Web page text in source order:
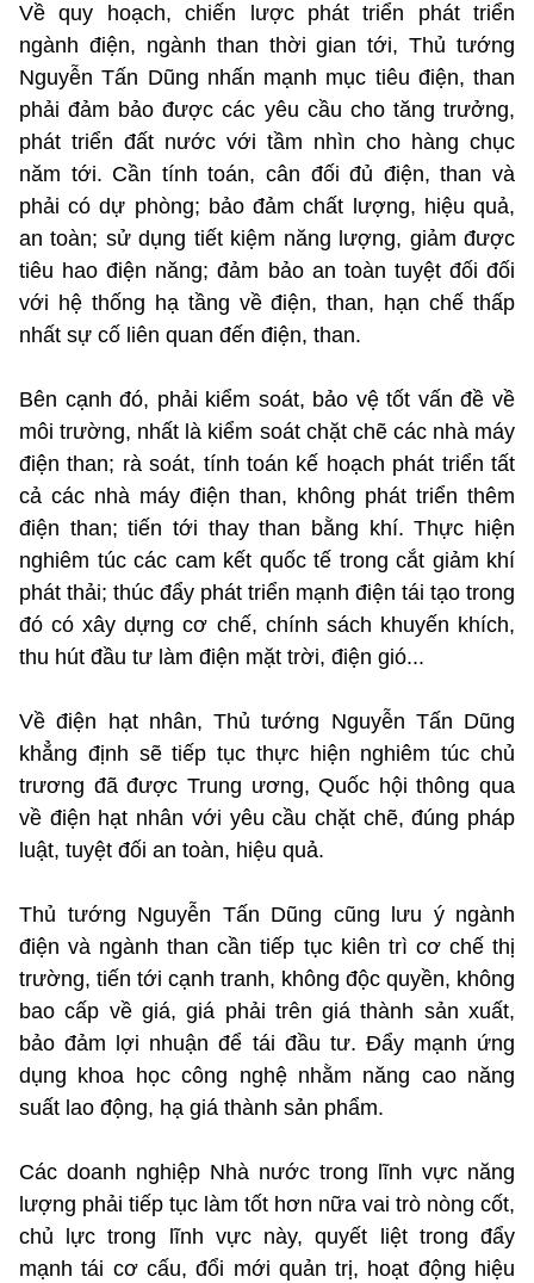
Về quy hoạch, chiến lược phát triển phát triển
ngành điện, ngành than thời gian tới, Thủ tướng
Nguyễn Tấn Dũng nhấn mạnh mục tiêu điện, than
phải đảm bảo được các yêu cầu cho tăng trưởng,
phát triển đất nước với tầm nhìn cho hàng chục
năm tới. Cần tính toán, cân đối đủ điện, than và
phải có dự phòng; bảo đảm chất lượng, hiệu quả,
an toàn; sử dụng tiết kiệm năng lượng, giảm được
tiêu hao điện năng; đảm bảo an toàn tuyệt đối đối
với hệ thống hạ tầng về điện, than, hạn chế thấp
nhất sự cố liên quan đến điện, than.
Bên cạnh đó, phải kiểm soát, bảo vệ tốt vấn đề về
môi trường, nhất là kiểm soát chặt chẽ các nhà máy
điện than; rà soát, tính toán kế hoạch phát triển tất
cả các nhà máy điện than, không phát triển thêm
điện than; tiến tới thay than bằng khí. Thực hiện
nghiêm túc các cam kết quốc tế trong cắt giảm khí
phát thải; thúc đẩy phát triển mạnh điện tái tạo trong
đó có xây dựng cơ chế, chính sách khuyến khích,
thu hút đầu tư làm điện mặt trời, điện gió...
Về điện hạt nhân, Thủ tướng Nguyễn Tấn Dũng
khẳng định sẽ tiếp tục thực hiện nghiêm túc chủ
trương đã được Trung ương, Quốc hội thông qua
về điện hạt nhân với yêu cầu chặt chẽ, đúng pháp
luật, tuyệt đối an toàn, hiệu quả.
Thủ tướng Nguyễn Tấn Dũng cũng lưu ý ngành
điện và ngành than cần tiếp tục kiên trì cơ chế thị
trường, tiến tới cạnh tranh, không độc quyền, không
bao cấp về giá, giá phải trên giá thành sản xuất,
bảo đảm lợi nhuận để tái đầu tư. Đẩy mạnh ứng
dụng khoa học công nghệ nhằm năng cao năng
suất lao động, hạ giá thành sản phẩm.
Các doanh nghiệp Nhà nước trong lĩnh vực năng
lượng phải tiếp tục làm tốt hơn nữa vai trò nòng cốt,
chủ lực trong lĩnh vực này, quyết liệt trong đẩy
mạnh tái cơ cấu, đổi mới quản trị, hoạt động hiệu